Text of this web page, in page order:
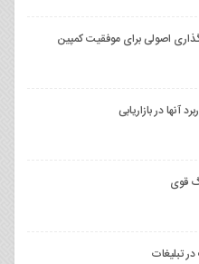
اصولی برای موفقیت کمپین
آنها در بازاریابی
قوی
تبلیغات